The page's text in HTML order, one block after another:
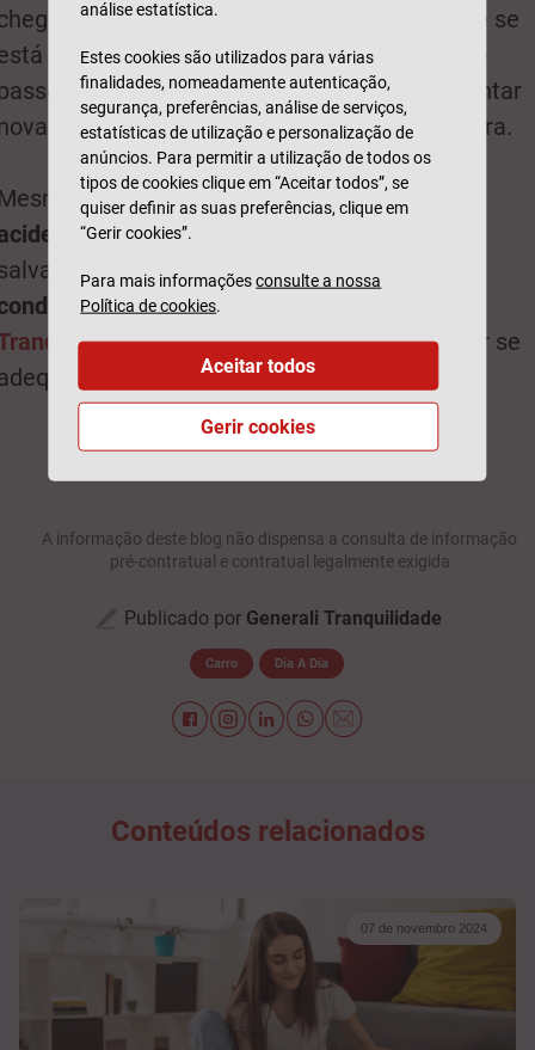
o para a frente ou para trás e verifique se
a uma distância razoável da berma ou do
Se não ficar satisfeito, nada como tentar
e assim ir aperfeiçoando a manobra.
tendo uma condução cautelosa,
podem acontecer
deve terum seguro com boas
, como oSeguro Auto Generali
, escolhendo a opção que melhor se
a si.
A informação deste blog não dispensa a consulta de informação
pré-contratual e contratual legalmente exigida
Publicado por Generali Tranquilidade
Carro Dia A Dia
Conteúdos relacionados
07 de novembro 2024
análise estatística.
Estes cookies são utilizados para várias
finalidades, nomeadamente autenticação,
segurança, preferências, análise de serviços,
estatísticas de utilização e personalização de
anúncios. Para permitir a utilização de todos os
tipos de cookies clique em “Aceitar todos”, se
quiser definir as suas preferências, clique em
“Gerir cookies”.
Para mais informaçõesconsulte a nossa
Política de cookies.
Gerir cookies
Aceitar todos